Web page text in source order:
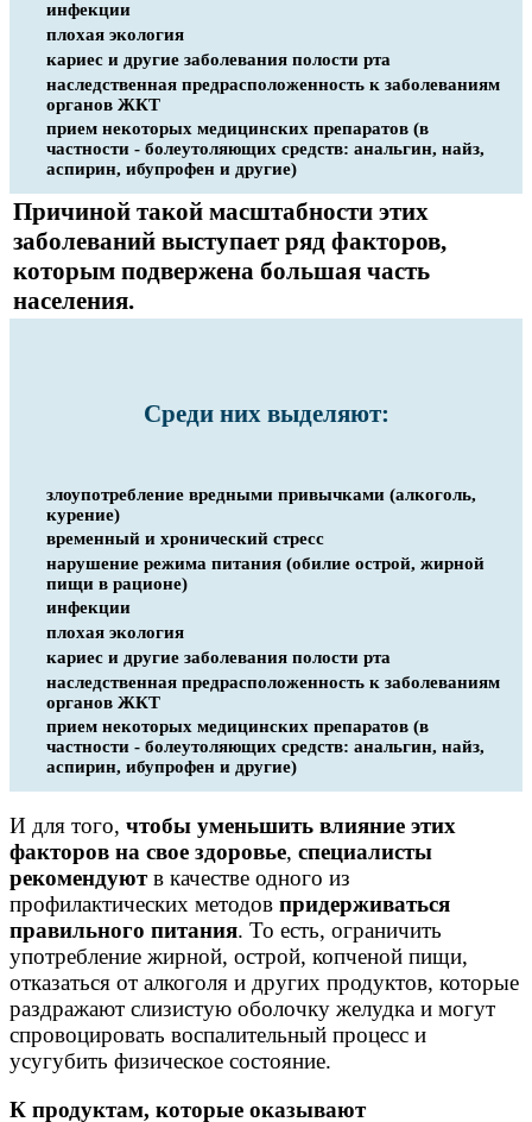
инфекции
плохая экология
кариес и другие заболевания полости рта
наследственная предрасположенность к заболеваниям
органов ЖКТ
прием некоторых медицинских препаратов (в
частности - болеутоляющих средств: анальгин, найз,
аспирин, ибупрофен и другие)
Причиной такой масштабности этих
заболеваний выступает ряд факторов,
которым подвержена большая часть
населения.
Среди них выделяют:
злоупотребление вредными привычками (алкоголь,
курение)
временный и хронический стресс
нарушение режима питания (обилие острой, жирной
пищи в рационе)
инфекции
плохая экология
кариес и другие заболевания полости рта
наследственная предрасположенность к заболеваниям
органов ЖКТ
прием некоторых медицинских препаратов (в
частности - болеутоляющих средств: анальгин, найз,
аспирин, ибупрофен и другие)
И для того, чтобы уменьшить влияние этих
факторов на свое здоровье, специалисты
рекомендуютв качестве одного из
профилактических методов придерживаться
правильного питания. То есть, ограничить
употребление жирной, острой, копченой пищи,
отказаться от алкоголя и других продуктов, которые
раздражают слизистую оболочку желудка и могут
спровоцировать воспалительный процесс и
усугубить физическое состояние.
К продуктам, которые оказывают